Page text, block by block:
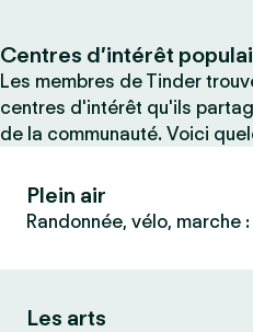
Centres d’intérêt
Les membres de Tinder
centres d'intérêt qu'ils
de la communauté. Voici
Plein air
Randonnée, vélo, marche
Les arts